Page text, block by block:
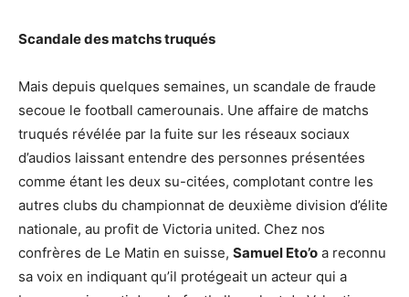
Scandale des matchs truqués
Mais depuis quelques semaines, un scandale de fraude
secoue le football camerounais. Une affaire de matchs
truqués révélée par la fuite sur les réseaux sociaux
d’audios laissant entendre des personnes présentées
comme étant les deux su-citées, complotant contre les
autres clubs du championnat de deuxième division d’élite
nationale, au profit de Victoria united. Chez nos
confrères de Le Matin en suisse, Samuel Eto’o a reconnu
sa voix en indiquant qu’il protégeait un acteur qui a